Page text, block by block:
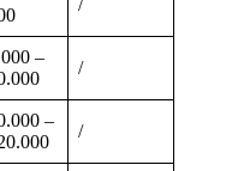
–
/
–
/